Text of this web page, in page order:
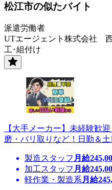
松江市の似たバイト
派遣労働者
UTエージェント株式会社
工･組付け
【大手メーカー】未経験歓
磨・バリ取りなど！日勤＆土
製造スタッフ 月給
加工スタッフ 月給
軽作業・製造系 月給